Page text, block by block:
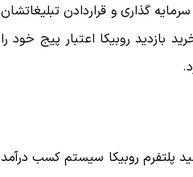
گذاری و قراردادن تبلیغاتشان
بازدید روبیکا اعتبار پیج خود را
پلتفرم روبیکا سیستم کسب درآمد